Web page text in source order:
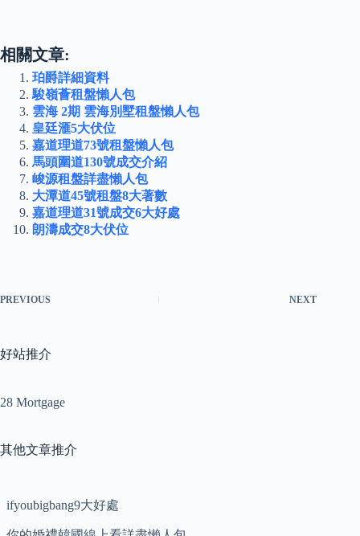
相關文章:
珀爵詳細資料
駿嶺薈租盤懶人包
雲海 2期 雲海別墅租盤懶人包
皇廷滙5大伏位
嘉道理道73號租盤懶人包
馬頭圍道130號成交介紹
峻源租盤詳盡懶人包
大潭道45號租盤8大著數
嘉道理道31號成交6大好處
朗濤成交8大伏位
PREVIOUS NEXT
好站推介
28 Mortgage
其他文章推介
ifyoubigbang9大好處